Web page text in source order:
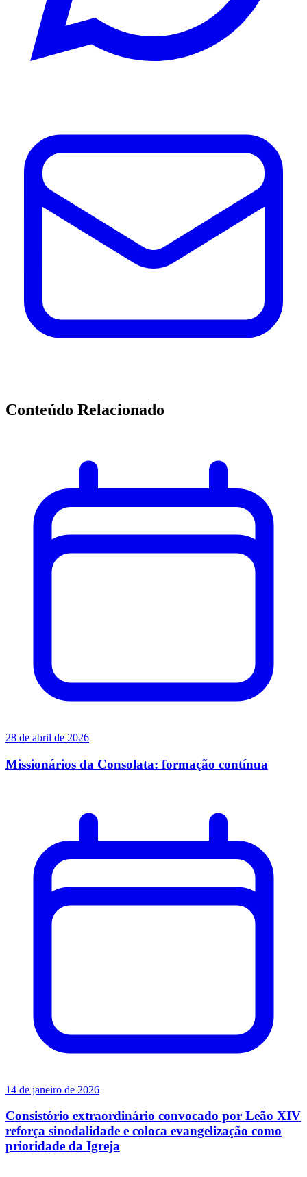
Conteúdo Relacionado
28 de abril de 2026
Missionários da Consolata: formação contínua
14 de janeiro de 2026
Consistório extraordinário convocado por Leão XIV
reforça sinodalidade e coloca evangelização como
prioridade da Igreja